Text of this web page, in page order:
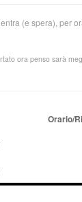
(e spera), per
ora penso sarà
Orario/